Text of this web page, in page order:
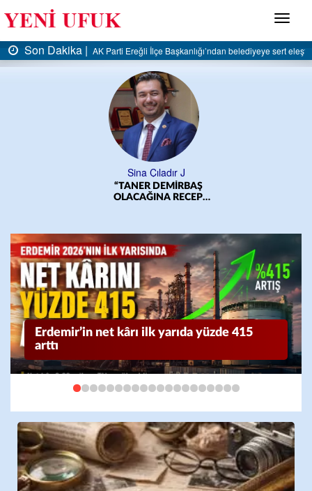
Menü
Son Dakika | AK Parti Ereğli İlçe Başkanlığı’ndan belediyeye sert
Sina Çıladır J
“TANER DEMİRBAŞ
OLACAĞINA RECEP
Erdemir’in net kârı ilk yarıda yüzde 415
arttı